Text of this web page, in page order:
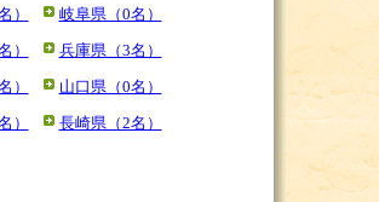
）
岐阜県（0名）
）
兵庫県（3名）
）
山口県（0名）
）
長崎県（2名）